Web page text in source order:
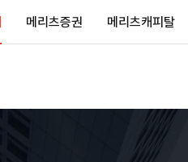
메리츠증권 메리츠캐피탈